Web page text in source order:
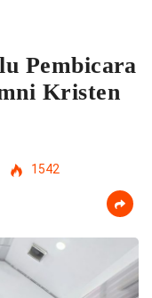
Pembicara
Kristen
1542